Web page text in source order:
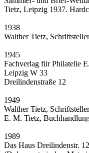
Tietz, Leipzig 1937.
1938
Walther Tietz,
1945
Fachverlag für Philatelie
Leipzig W 33
Dreilindenstraße 12
1949
Walther Tietz,
E. M. Tietz,
1989
Das Haus Dreilindenstr.